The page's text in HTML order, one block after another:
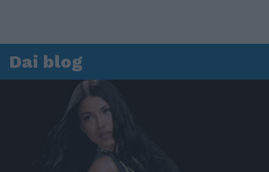
Dai blog